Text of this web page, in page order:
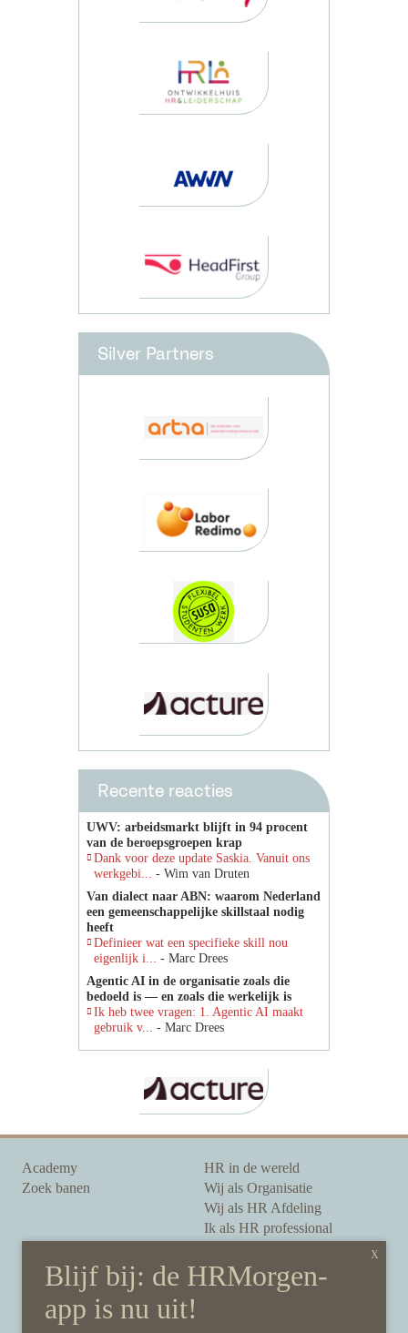
Silver Partners
Recente reacties
UWV: arbeidsmarkt blijft in 94 procent
van de beroepsgroepen krap
Dank voor deze update Saskia. Vanuit ons
werkgebi... - Wim van Druten
Van dialect naar ABN: waarom Nederland
een gemeenschappelijke skillstaal nodig
heeft
Definieer wat een specifieke skill nou
eigenlijk i... - Marc Drees
Agentic AI in de organisatie zoals die
bedoeld is — en zoals die werkelijk is
Ik heb twee vragen: 1. Agentic AI maakt
gebruik v... - Marc Drees
Academy
Zoek banen
HR in de wereld
Wij als Organisatie
Wij als HR Afdeling
Ik als HR professional
Onze auteurs
Onze partners
Sponsoring
Over HRMorgen